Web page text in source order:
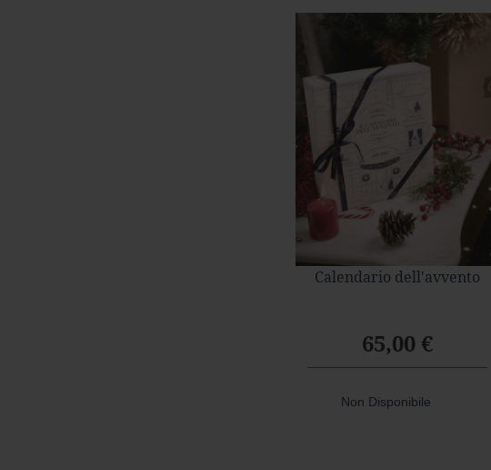
Calendario dell'avvento
65,00 €
Non Disponibile